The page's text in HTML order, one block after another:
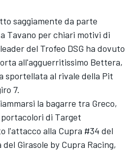
saggiamente da parte
Tavano per chiari motivi di
del Trofeo DSG ha dovuto
all'agguerritissimo Bettera,
sportellata al rivale della Pit
7.
la bagarre tra Greco,
di Target
l'attacco alla Cupra #34 del
Girasole by Cupra Racing,